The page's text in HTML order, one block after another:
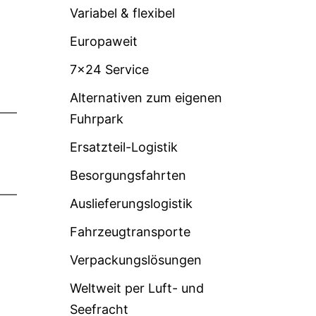
Variabel & flexibel
Europaweit
7×24 Service
Alternativen zum eigenen
Fuhrpark
Ersatzteil-Logistik
Besorgungsfahrten
Auslieferungslogistik
Fahrzeugtransporte
Verpackungslösungen
Weltweit per Luft- und
Seefracht